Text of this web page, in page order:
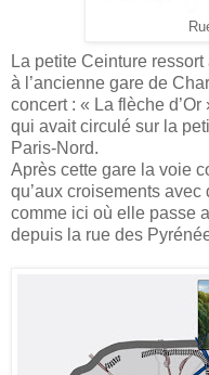
La petite Ceinture
à l’ancienne gare de
concert : « La flèche
qui avait circulé sur la
Paris-Nord.
Après cette gare la voie
qu’aux croisements avec
comme ici où elle passe
depuis la rue des